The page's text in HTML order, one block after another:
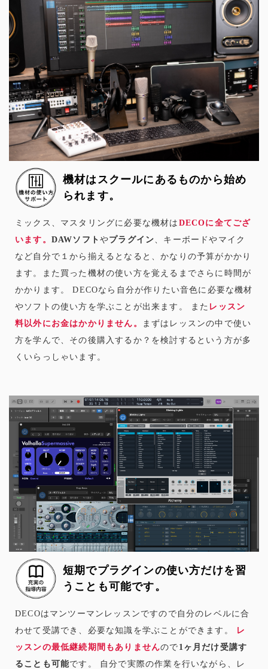
機材はスクールにあるものから始め
られます。
ミックス、マスタリングに必要な機材は DECOに全てござ
います。 DAWソフトやプラグイン 、キーボードやマイク
など自分で１から揃えるとなると、かなりの予算がかかり
ます。また買った機材の使い方を覚えるまでさらに時間が
かかります。 DECOなら自分が作りたい音色に必要な機材
やソフトの使い方を学ぶことが出来ます。 また レッスン
料以外にお金はかかりません。
まずはレッスンの中で使い
方を学んで、その後購入するか？を検討するという方が多
くいらっしゃいます。
短期でプラグインの使い方だけを習
うことも可能です。
DECOはマンツーマンレッスンですので自分のレベルに合
わせて受講でき、必要な知識を学ぶことができます。
レ
ッスンの最低継続期間もありませんので 1ヶ月だけ受講す
ることも可能です。 自分で実際の作業を行いながら、レ